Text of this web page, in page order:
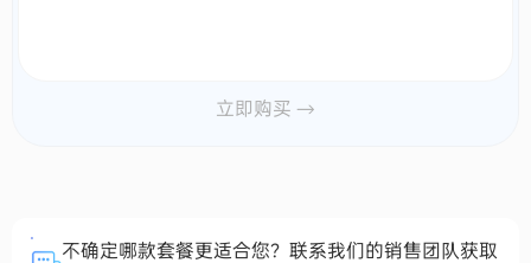
立即购买 →
不确定哪款套餐更适合您？联系我们的销售团队获取